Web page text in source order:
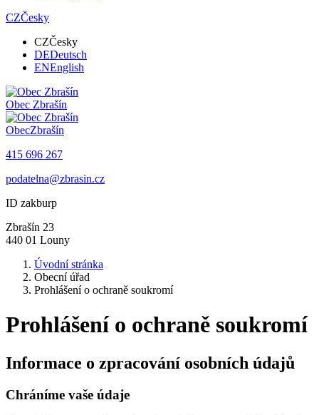
CZČesky
CZČesky
DEDeutsch
ENEnglish
Obec Zbrašín
ObecZbrašín
415 696 267
podatelna@zbrasin.cz
ID zakburp
Zbrašín 23
440 01 Louny
Úvodní stránka
Obecní úřad
Prohlášení o ochraně soukromí
Prohlášení o ochraně soukromí
Informace o zpracování osobních údajů
Chráníme vaše údaje